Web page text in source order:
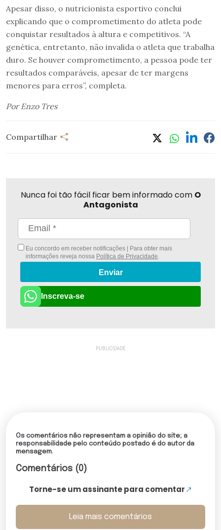
Apesar disso, o nutricionista esportivo conclui
explicando que o comprometimento do atleta pode
conquistar resultados à altura e competitivos. “A
genética, entretanto, não invalida o atleta que trabalha
duro. Se houver comprometimento, a pessoa pode ter
resultados comparáveis, apesar de ter margens
menores para erros”, completa.
Por Enzo Tres
Compartilhar
Nunca foi tão fácil ficar bem informado com O
Antagonista
Eu concordo em receber notificações | Para obter mais
informações reveja nossa Política de Privacidade
Enviar
Inscreva-se
Os comentários não representam a opinião do site; a
responsabilidade pelo conteúdo postado é do autor da
mensagem.
Comentários (0)
Torne-se um assinante para comentar
Leia mais comentários